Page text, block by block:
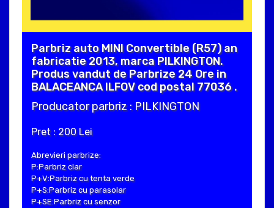
Parbriz auto MINI Convertible (R57) an
fabricatie 2013, marca PILKINGTON.
Produs vandut de Parbrize 24 Ore in
BALACEANCA ILFOV cod postal 77036 .
Producator parbriz : PILKINGTON
Pret : 200 Lei
Abrevieri parbrize:
P:Parbriz clar
P+V:Parbriz cu tenta verde
P+S:Parbriz cu parasolar
P+SE:Parbriz cu senzor